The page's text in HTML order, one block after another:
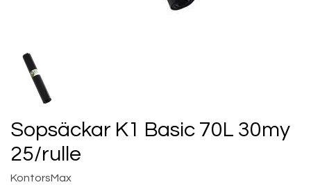
Sopsäckar K1 Basic 70L 30my
25/rulle
KontorsMax